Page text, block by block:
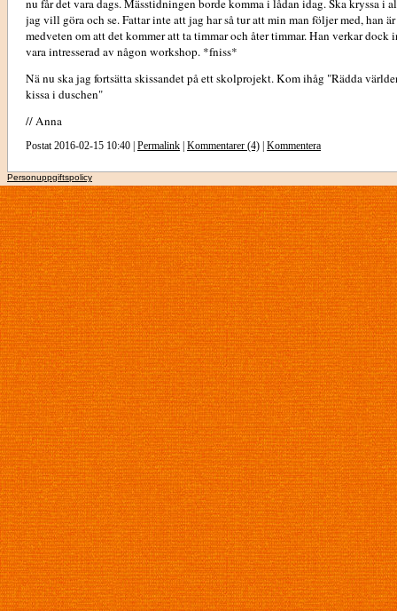
nu får det vara dags. Mässtidningen borde komma i lådan idag. Ska kryssa i
jag vill göra och se. Fattar inte att jag har så tur att min man följer med, han
medveten om att det kommer att ta timmar och åter timmar. Han verkar dock
vara intresserad av någon workshop. *fniss*
Nä nu ska jag fortsätta skissandet på ett skolprojekt. Kom ihåg "Rädda
kissa i duschen"
// Anna
Postat 2016-02-15 10:40 | Permalink | Kommentarer (4) | Kommentera
Personuppgiftspolicy